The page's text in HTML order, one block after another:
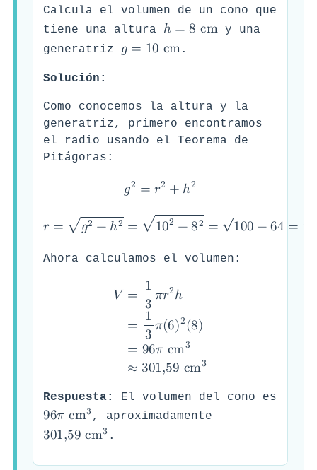
Calcula el volumen de un cono que
tiene una altura ℎ = 8 cmy una
generatriz 𝑔 = 10 cm.
Solución:
Como conocemos la altura y la
generatriz, primero encontramos
el radio usando el Teorema de
Pitágoras:
𝑔2 = 𝑟2 + ℎ2
𝑟 = √𝑔2 − ℎ2 = √102 −82 =
√
100 −64 =
Ahora calculamos el volumen:
𝑉 = 1
3𝜋𝑟2ℎ
= 1
3𝜋(6)2 (8)
= 96𝜋 cm3
≈ 301,59 cm3
Respuesta: El volumen del cono es
96𝜋 cm3 , aproximadamente
301,59 cm3 .